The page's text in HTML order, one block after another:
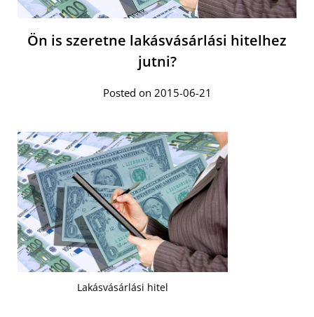
Ön is szeretne lakásvásárlási hitelhez
jutni?
Posted on 2015-06-21
Lakásvásárlási hitel